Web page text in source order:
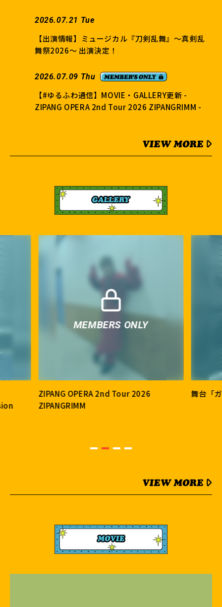
DiverCity(TOKYO) -
2026.07.21 Tue
【出演情報】ミュージカル『刀剣乱舞』～真剣乱
舞祭2026～ 出演決定！
2026.07.09 Thu
【#ゆるふわ通信】MOVIE・GALLERY更新 -
ZIPANG OPERA 2nd Tour 2026 ZIPANGRIMM -
ZIPANG OPERA 2nd Tour 2026
ZIPANGRIMM
舞台「